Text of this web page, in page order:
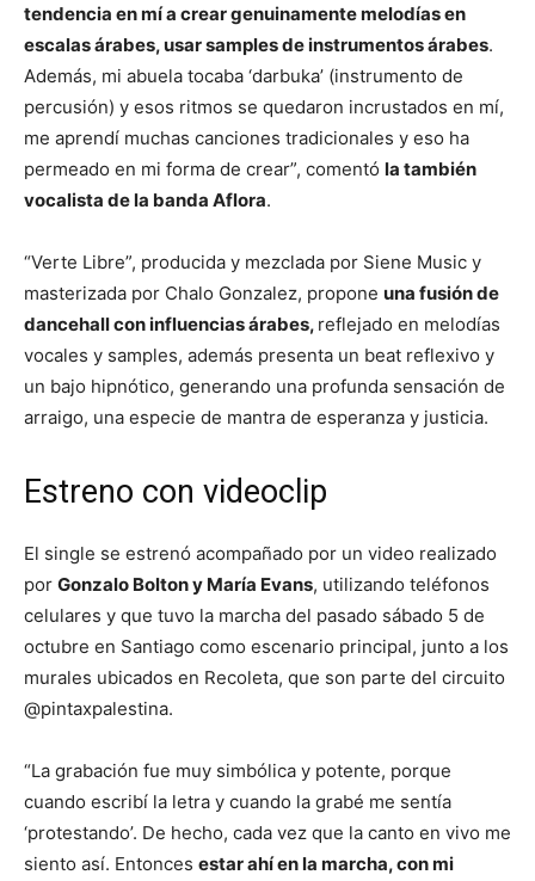
tendencia en mí a crear genuinamente melodías en
escalas árabes, usar samples de instrumentos árabes.
Además, mi abuela tocaba ‘darbuka’ (instrumento de
percusión) y esos ritmos se quedaron incrustados en mí,
me aprendí muchas canciones tradicionales y eso ha
permeado en mi forma de crear”, comentó la también
vocalista de la banda Aflora.
“Verte Libre”, producida y mezclada por Siene Music y
masterizada por Chalo Gonzalez, propone una fusión de
dancehall con influencias árabes, reflejado en melodías
vocales y samples, además presenta un beat reflexivo y
un bajo hipnótico, generando una profunda sensación de
arraigo, una especie de mantra de esperanza y justicia.
Estreno con videoclip
El single se estrenó acompañado por un video realizado
por Gonzalo Bolton y María Evans, utilizando teléfonos
celulares y que tuvo la marcha del pasado sábado 5 de
octubre en Santiago como escenario principal, junto a los
murales ubicados en Recoleta, que son parte del circuito
@pintaxpalestina.
“La grabación fue muy simbólica y potente, porque
cuando escribí la letra y cuando la grabé me sentía
‘protestando’. De hecho, cada vez que la canto en vivo me
siento así. Entonces estar ahí en la marcha, con mi